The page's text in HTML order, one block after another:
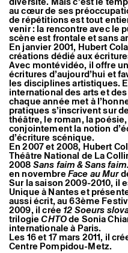
au cœur de ses
de répétitions est tout
venir : la rencontre avec le
scène est frontale et sans
En janvier 2001, Hubert
créations dédié aux
Avec montévidéo, il offre
écritures d’aujourd’hui et
les disciplines artistiques.
international des arts et
chaque année met à
pratiques s’inscrivent sur
théâtre, le roman, la
conjointement la notion
d’écriture scénique.
En 2007 et 2008, Hubert
Théâtre National de La
2008Sans faim & Sans
en novembreFace au Mur
Sur la saison 2009-2010, il
Unique à Nantes et
aussi écrit, au 63ème
2009, il crée12 Soeurs
trilogieCHTOde Sonia
internationale à Paris.
Les 16 et 17 mars 2011, il
Centre Pompidou-Metz.